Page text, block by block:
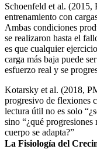
Schoenfeld et al.
entrenamiento con
Ambas condiciones
se realizaron hasta el
es que cualquier
carga más baja puede
esfuerzo real y se
Kotarsky et al. (2018,
progresivo de flexiones
lectura útil no es solo
sino “¿qué
cuerpo se adapta?”
La Fisiología del